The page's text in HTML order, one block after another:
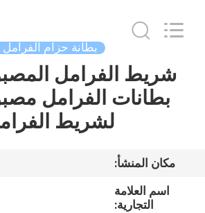
مسكن
معلومات
بطانة حزام الفرامل
شريط الفرامل
بطانات الفرامل
لشريط
مكان المنشأ:
اسم العلامة
التجارية: